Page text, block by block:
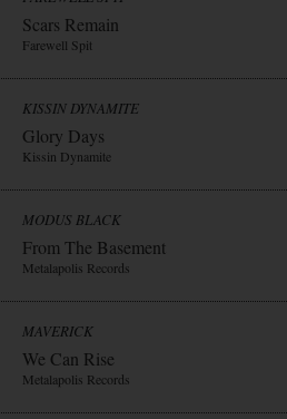
Scars Remain
Farewell Spit
KISSIN DYNAMITE
Glory Days
Kissin Dynamite
MODUS BLACK
From The Basement
Metalapolis Records
MAVERICK
We Can Rise
Metalapolis Records